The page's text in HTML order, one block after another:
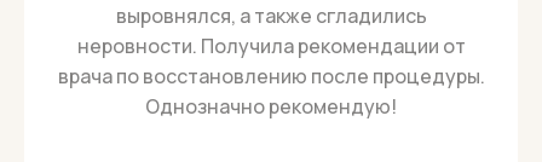
выровнялся, а также сгладились
неровности. Получила рекомендации от
врача по восстановлению после процедуры.
Однозначно рекомендую!